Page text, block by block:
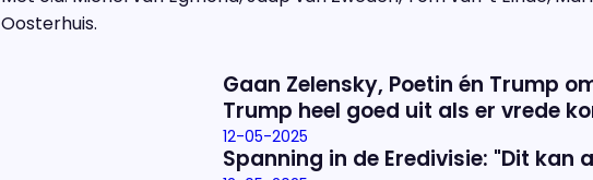
Oosterhuis.
Gaan Zelensky, Poetin én Trump
Trump heel goed uit als er vrede
12-05-2025
Spanning in de Eredivisie: "Dit kan